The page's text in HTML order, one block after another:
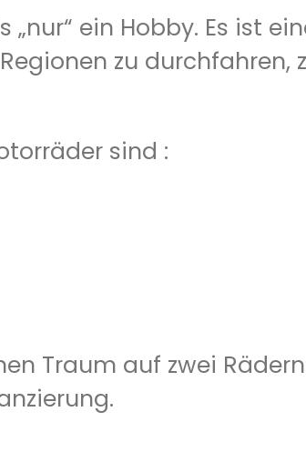
ein Hobby. Es ist
zu durchfahren,
sind :
Traum auf zwei